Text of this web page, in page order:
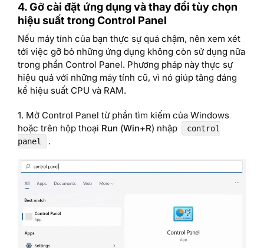
4. Gỡ cài đặt ứng dụng và thay đổi tùy chọn
hiệu suất trong Control Panel
Nếu máy tính của bạn thực sự quá chậm, nên xem xét
tới việc gỡ bỏ những ứng dụng không còn sử dụng nữa
trong phần Control Panel. Phương pháp này thực sự
hiệu quả với những máy tính cũ, vì nó giúp tăng đáng
kể hiệu suất CPU và RAM.
1. Mở Control Panel từ phần tìm kiếm của Windows
hoặc trên hộp thoại Run (Win+R) nhập
control
panel
.